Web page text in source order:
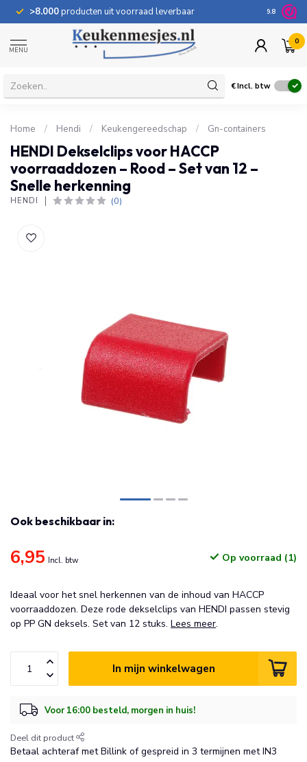
>8.000producten uit voorraad leverbaar 100
9.8
MENU
0
€Incl. btw
Home / Hendi / Keukengereedschap / Gn-containers
HENDI Dekselclips voor HACCP
voorraaddozen – Rood – Set van 12 –
Snelle herkenning
HENDI (0)
Ook beschikbaar in:
6,95 Incl. btw Op voorraad (1)
Ideaal voor het snel herkennen van de inhoud van HACCP
voorraaddozen. Deze rode dekselclips van HENDI passen stevig
op PP GN deksels. Set van 12 stuks. Lees meer.
In mijn winkelwagen
Voor 16:00 besteld, morgen in huis!
Deel dit product
Betaal achteraf met Billink of gespreid in 3 termijnen met IN3